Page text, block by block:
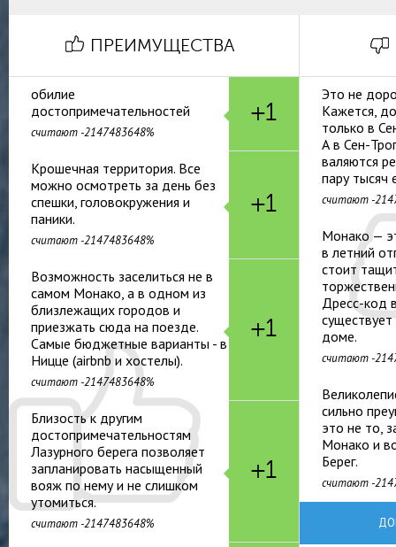
ПРЕИМУЩЕСТВА
обилие
достопримечательностей
считают -2147483648%
+1
Крошечная территория. Все
можно осмотреть за день без
спешки, головокружения и
паники.
считают -2147483648%
+1
Возможность заселиться не в
самом Монако, а в одном из
близлежащих городов и
приезжать сюда на поезде.
Самые бюджетные варианты - в
Ницце (airbnb и хостелы).
считают -2147483648%
+1
Близость к другим
достопримечательностям
Лазурного берега позволяет
запланировать насыщенный
вояж по нему и не слишком
утомиться.
считают -2147483648%
+1
Это не
Кажется,
только в
А в Сен-
валяются
пару тысяч
считают -
Монако —
в летний
стоит
Дресс-код
доме.
считают -
сильно
это не то,
Монако и
Берег.
считают -